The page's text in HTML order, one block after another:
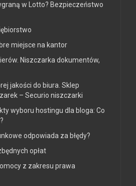
w Lotto? Bezpieczeństwo
miejsce na kantor
Niszczarka dokumentów,
jakości do biura. Sklep
– Securio niszczarki
wyboru hostingu dla bloga: Co
odpowiada za błędy?
opłat
z zakresu prawa